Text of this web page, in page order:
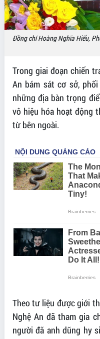
Đồng chí Hoàng Nghĩa Hiếu,
Trong giai đoạn chiến
An bám sát cơ sở,
những địa bàn trọng
vô hiệu hóa hoạt động
từ bên ngoài.
Theo tư liệu được giới
Nghệ An đã tham gia
người đã anh dũng hy